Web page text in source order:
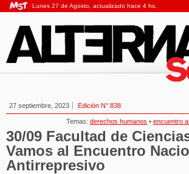
Lunes 27 de Agosto, actualizado hace 4 hs.
27 septiembre, 2023 Edición N° 838
Temas: derechos humanos • encuentro
30/09 Facultad de
Vamos al Encuentro
Antirrepresivo